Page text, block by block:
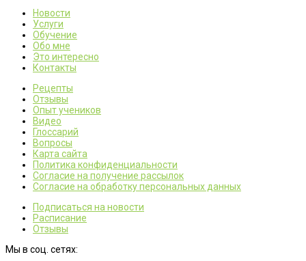
Новости
Услуги
Обучение
Обо мне
Это интересно
Контакты
Рецепты
Отзывы
Опыт учеников
Видео
Глоссарий
Вопросы
Карта сайта
Политика конфиденциальности
Согласие на получение рассылок
Согласие на обработку персональных данных
Подписаться на новости
Расписание
Отзывы
Мы в соц. сетях: